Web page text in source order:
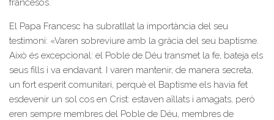
francesos.
El Papa Francesc ha subratllat la importància del seu
testimoni: «Varen sobreviure amb la gràcia del seu baptisme.
Això és excepcional: el Poble de Déu transmet la fe, bateja els
seus fills i va endavant. I varen mantenir, de manera secreta,
un fort esperit comunitari, perquè el Baptisme els havia fet
esdevenir un sol cos en Crist: estaven aïllats i amagats, però
eren sempre membres del Poble de Déu, membres de